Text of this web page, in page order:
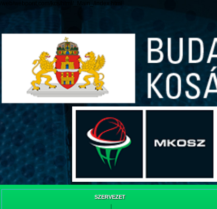
/web/webpont.com/kcs/html/_Main_/index.html
SZERVEZET